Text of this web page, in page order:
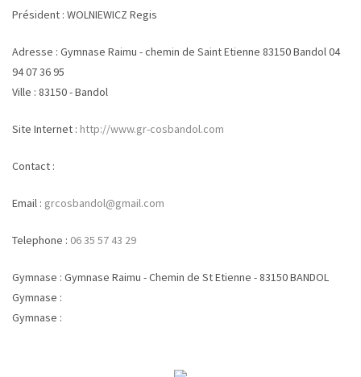
Président : WOLNIEWICZ Regis
Adresse : Gymnase Raimu - chemin de Saint Etienne 83150 Bandol 04
94 07 36 95
Ville : 83150 - Bandol
Site Internet : http://www.gr-cosbandol.com
Contact :
Email : grcosbandol@gmail.com
Telephone : 06 35 57 43 29
Gymnase : Gymnase Raimu - Chemin de St Etienne - 83150 BANDOL
Gymnase :
Gymnase :